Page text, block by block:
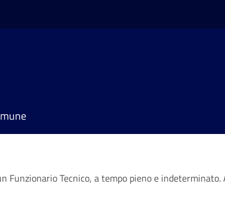
Funzionario Tecnico, a tempo pieno e